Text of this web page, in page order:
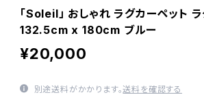
「Soleil」 おしゃれ ラグカーペット
132.5cm x 180cm ブルー
¥20,000
別途送料がかかります。送料を確認する